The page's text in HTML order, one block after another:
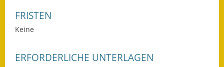
Gesundheit & Soziales
FRISTEN
Keine
ERFORDERLICHE UNTERLAGEN